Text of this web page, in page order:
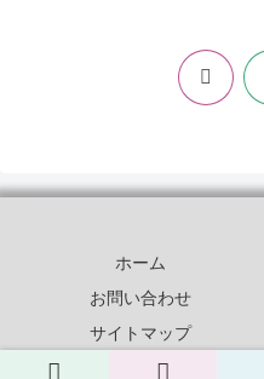
前
ホーム
お問い合わせ
サイトマップ